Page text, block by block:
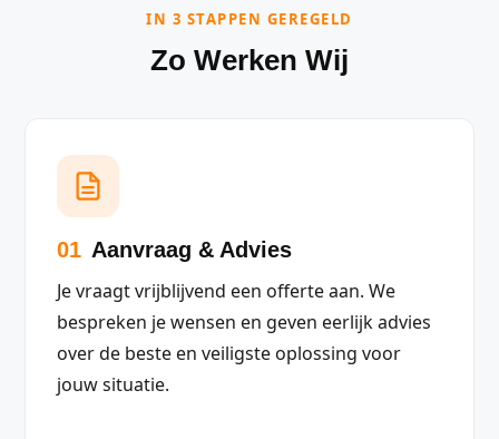
IN 3 STAPPEN GEREGELD
Zo Werken Wij
01 Aanvraag & Advies
Je vraagt vrijblijvend een offerte aan. We
bespreken je wensen en geven eerlijk advies
over de beste en veiligste oplossing voor
jouw situatie.